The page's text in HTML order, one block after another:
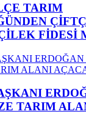
TARIM
FİDESİ
TARIM